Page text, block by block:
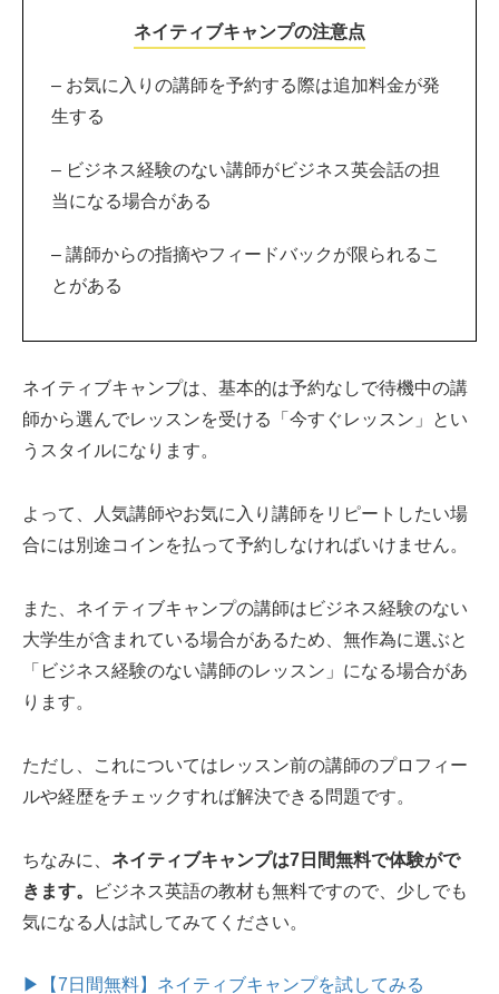
ネイティブキャンプの注意点
– お気に入りの講師を予約する際は追加料金が発
生する
– ビジネス経験のない講師がビジネス英会話の担
当になる場合がある
– 講師からの指摘やフィードバックが限られるこ
とがある
ネイティブキャンプは、基本的は予約なしで待機中の講
師から選んでレッスンを受ける「今すぐレッスン」とい
うスタイルになります。
よって、人気講師やお気に入り講師をリピートしたい場
合には別途コインを払って予約しなければいけません。
また、ネイティブキャンプの講師はビジネス経験のない
大学生が含まれている場合があるため、無作為に選ぶと
「ビジネス経験のない講師のレッスン」になる場合があ
ります。
ただし、これについてはレッスン前の講師のプロフィー
ルや経歴をチェックすれば解決できる問題です。
ちなみに、 ネイティブキャンプは7日間無料で体験がで
きます。
ビジネス英語の教材も無料ですので、少しでも
気になる人は試してみてください。
▶【7日間無料】ネイティブキャンプを試してみる